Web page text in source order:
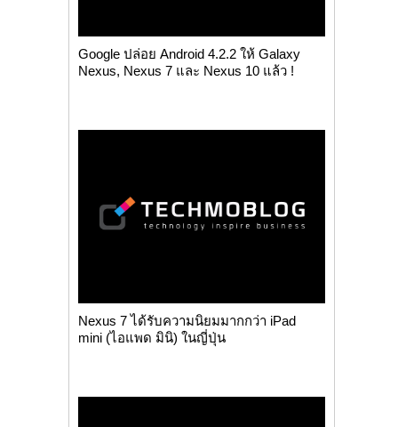
Google ปล่อย Android 4.2.2 ให้ Galaxy
Nexus, Nexus 7 และ Nexus 10 แล้ว !
Nexus 7 ได้รับความนิยมมากกว่า iPad
mini (ไอแพด มินิ) ในญี่ปุ่น